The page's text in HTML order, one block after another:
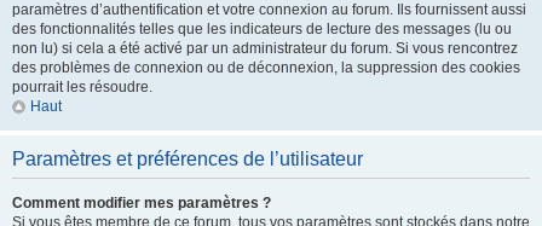
paramètres d’authentification et votre connexion au forum. Ils fournissent aussi
des fonctionnalités telles que les indicateurs de lecture des messages (lu ou
non lu) si cela a été activé par un administrateur du forum. Si vous rencontrez
des problèmes de connexion ou de déconnexion, la suppression des cookies
pourrait les résoudre.
Haut
Paramètres et préférences de l’utilisateur
Comment modifier mes paramètres ?
Si vous êtes membre de ce forum, tous vos paramètres sont stockés dans notre